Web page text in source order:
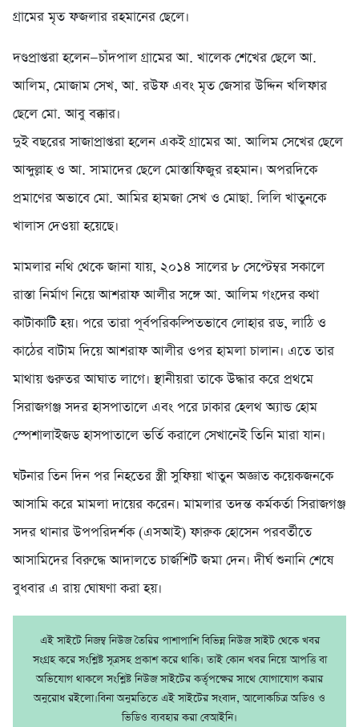
গ্রামের মৃত ফজলার রহমানের ছেলে।
দণ্ডপ্রাপ্তরা হলেন—চাঁদপাল গ্রামের আ. খালেক শেখের ছেলে আ.
আলিম, মোজাম সেখ, আ. রউফ এবং মৃত জেসার উদ্দিন খলিফার
ছেলে মো. আবু বক্কার।
দুই বছরের সাজাপ্রাপ্তরা হলেন একই গ্রামের আ. আলিম সেখের ছেলে
আব্দুল্লাহ ও আ. সামাদের ছেলে মোস্তাফিজুর রহমান। অপরদিকে
প্রমাণের অভাবে মো. আমির হামজা সেখ ও মোছা. লিলি খাতুনকে
খালাস দেওয়া হয়েছে।
মামলার নথি থেকে জানা যায়, ২০১৪ সালের ৮ সেপ্টেম্বর সকালে
রাস্তা নির্মাণ নিয়ে আশরাফ আলীর সঙ্গে আ. আলিম গংদের কথা
কাটাকাটি হয়। পরে তারা পূর্বপরিকল্পিতভাবে লোহার রড, লাঠি ও
কাঠের বাটাম দিয়ে আশরাফ আলীর ওপর হামলা চালান। এতে তার
মাথায় গুরুতর আঘাত লাগে। স্থানীয়রা তাকে উদ্ধার করে প্রথমে
সিরাজগঞ্জ সদর হাসপাতালে এবং পরে ঢাকার হেলথ অ্যান্ড হোম
স্পেশালাইজড হাসপাতালে ভর্তি করালে সেখানেই তিনি মারা যান।
ঘটনার তিন দিন পর নিহতের স্ত্রী সুফিয়া খাতুন অজ্ঞাত কয়েকজনকে
আসামি করে মামলা দায়ের করেন। মামলার তদন্ত কর্মকর্তা সিরাজগঞ্জ
সদর থানার উপপরিদর্শক (এসআই) ফারুক হোসেন পরবর্তীতে
আসামিদের বিরুদ্ধে আদালতে চার্জশিট জমা দেন। দীর্ঘ শুনানি শেষে
বুধবার এ রায় ঘোষণা করা হয়।
এই সাইটে নিজম্ব নিউজ তৈরির পাশাপাশি বিভিন্ন নিউজ সাইট থেকে খবর
সংগ্রহ করে সংশ্লিষ্ট সূত্রসহ প্রকাশ করে থাকি। তাই কোন খবর নিয়ে আপত্তি বা
অভিযোগ থাকলে সংশ্লিষ্ট নিউজ সাইটের কর্তৃপক্ষের সাথে যোগাযোগ করার
অনুরোধ রইলো।বিনা অনুমতিতে এই সাইটের সংবাদ, আলোকচিত্র অডিও ও
ভিডিও ব্যবহার করা বেআইনি।